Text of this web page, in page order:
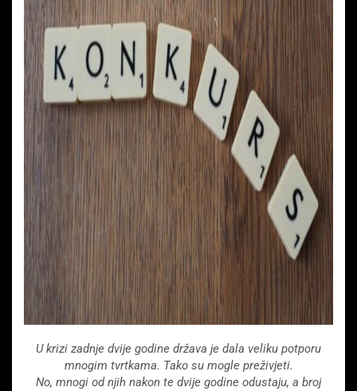
U krizi zadnje dvije godine država je dala veliku potporu
mnogim tvrtkama. Tako su mogle preživjeti.
No, mnogi od njih nakon te dvije godine odustaju, a broj